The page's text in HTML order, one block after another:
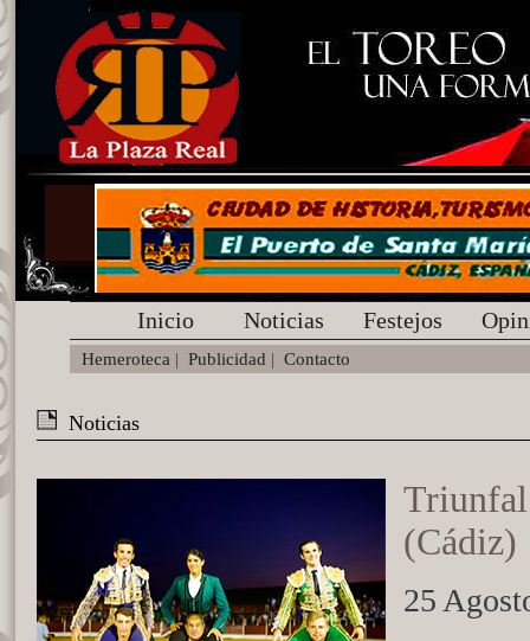
Inicio Noticias Festejos
Hemeroteca | Publicidad | Contacto
Noticias
Triunfal
(Cádiz)
25